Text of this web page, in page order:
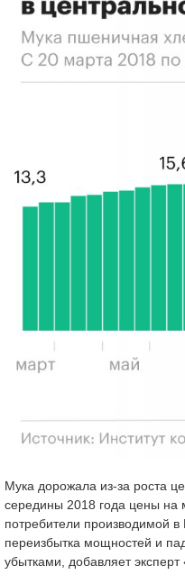
Мука дорожала из-за роста
середины 2018 года цены на
потребители производимой
переизбытка мощностей и
убытками, добавляет